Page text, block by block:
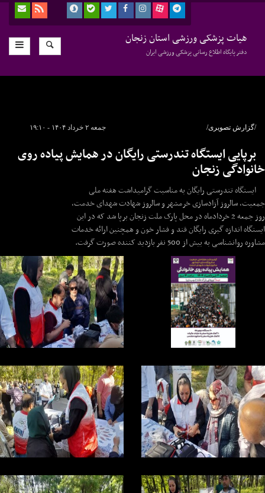
هیات پزشکی ورزشی استان زنجان
دفتر پایگاه اطلاع رسانی پزشکی ورزشی ایران
جمعه ۲ خرداد ۱۴۰۴ - ۱۹:۱۰ /گزارش تصویری/
برپایی ایستگاه تندرستی رایگان در همایش پیاده روی
خانوادگی زنجان
ایستگاه تندرستی رایگان به مناسبت گرامیداشت هفته ملی
جمعیت، سالروز آزادسازی خرمشهر و سالروز شهادت شهدای خدمت،
روز جمعه 2 خردادماه در محل پارک ملت زنجان برپا شد که در این
ایستگاه اندازه گیری رایگان قند و فشار خون و همچنین ارائه خدمات
مشاوره روانشناسی به بیش از 500 نفر بازدید کننده صورت گرفت.